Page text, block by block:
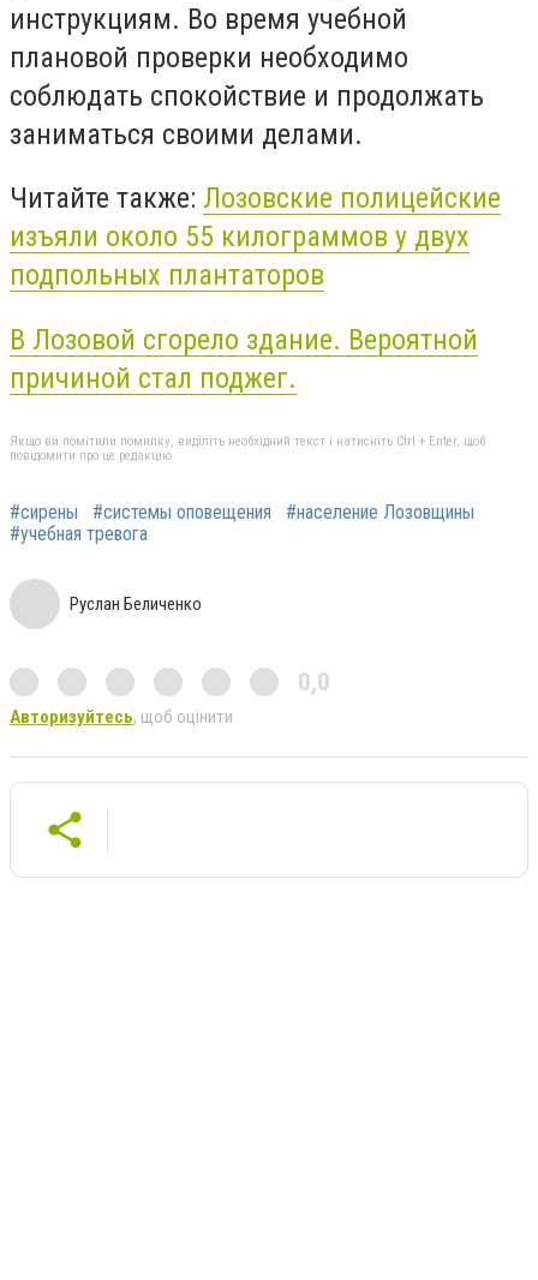
инструкциям. Во время учебной
плановой проверки необходимо
соблюдать спокойствие и продолжать
заниматься своими делами.
Читайте также: Лозовские полицейские
изъяли около 55 килограммов у двух
подпольных плантаторов
В Лозовой сгорело здание. Вероятной
причиной стал поджег.
Якщо ви помітили помилку, виділіть необхідний текст і натисніть Ctrl + Enter, щоб
повідомити про це редакцію
#сирены #системы оповещения
#население Лозовщины
#учебная тревога
Руслан Беличенко
0,0
Авторизуйтесь, щоб оцінити